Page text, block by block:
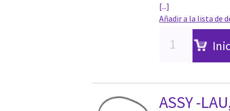
[...]
Añadir a la lista de
ASSY -